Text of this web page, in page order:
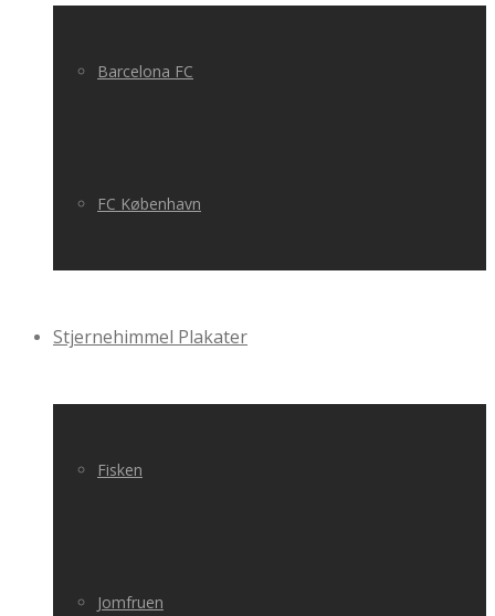
Barcelona FC
FC København
Stjernehimmel Plakater
Fisken
Jomfruen